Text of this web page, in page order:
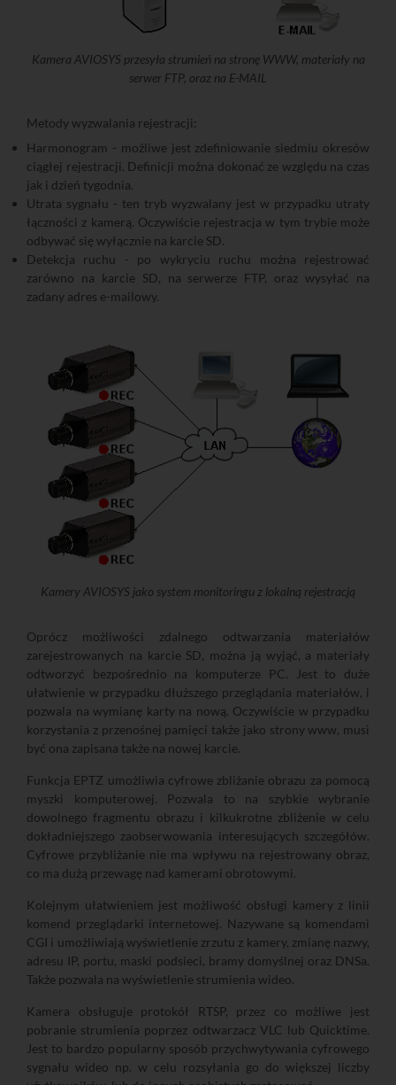
Kamera AVIOSYS przesyła strumień na stronę WWW, materiały na
serwer FTP, oraz na E-MAIL
Metody wyzwalania rejestracji:
Harmonogram - możliwe jest zdefiniowanie siedmiu okresów
ciągłej rejestracji. Definicji można dokonać ze względu na czas
jak i dzień tygodnia.
Utrata sygnału - ten tryb wyzwalany jest w przypadku utraty
łączności z kamerą. Oczywiście rejestracja w tym trybie może
odbywać się wyłącznie na karcie SD.
Detekcja ruchu - po wykryciu ruchu można rejestrować
zarówno na karcie SD, na serwerze FTP, oraz wysyłać na
zadany adres e-mailowy.
Kamery AVIOSYS jako system monitoringu z lokalną rejestracją
Oprócz możliwości zdalnego odtwarzania materiałów
zarejestrowanych na karcie SD, można ją wyjąć, a materiały
odtworzyć bezpośrednio na komputerze PC. Jest to duże
ułatwienie w przypadku dłuższego przeglądania materiałów, i
pozwala na wymianę karty na nową. Oczywiście w przypadku
korzystania z przenośnej pamięci także jako strony www, musi
być ona zapisana także na nowej karcie.
Funkcja EPTZ umożliwia cyfrowe zbliżanie obrazu za pomocą
myszki komputerowej. Pozwala to na szybkie wybranie
dowolnego fragmentu obrazu i kilkukrotne zbliżenie w celu
dokładniejszego zaobserwowania interesujących szczegółów.
Cyfrowe przybliżanie nie ma wpływu na rejestrowany obraz,
co ma dużą przewagę nad kamerami obrotowymi.
Kolejnym ułatwieniem jest możliwość obsługi kamery z linii
komend przeglądarki internetowej. Nazywane są komendami
CGI i umożliwiają wyświetlenie zrzutu z kamery, zmianę nazwy,
adresu IP, portu, maski podsieci, bramy domyślnej oraz DNSa.
Także pozwala na wyświetlenie strumienia wideo.
Kamera obsługuje protokół RTSP, przez co możliwe jest
pobranie strumienia poprzez odtwarzacz VLC lub Quicktime.
Jest to bardzo popularny sposób przychwytywania cyfrowego
sygnału wideo np. w celu rozsyłania go do większej liczby